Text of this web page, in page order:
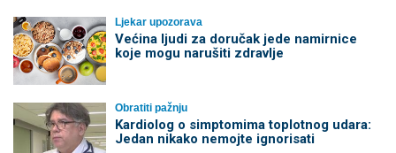
Ljekar upozorava
Većina ljudi za doručak jede namirnice
koje mogu narušiti zdravlje
Obratiti pažnju
Kardiolog o simptomima toplotnog udara:
Jedan nikako nemojte ignorisati